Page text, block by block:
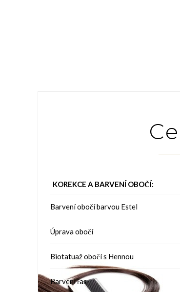
KOREKCE A BARVENÍ OBOČÍ:
Barvení obočí barvou Estel
Úprava obočí
Biotatuaž obočí s Hennou
Barvení řas